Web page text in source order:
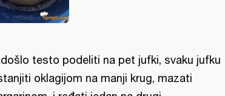
testo podeliti na pet jufki, svaku jufku
oklagijom na manji krug, mazati